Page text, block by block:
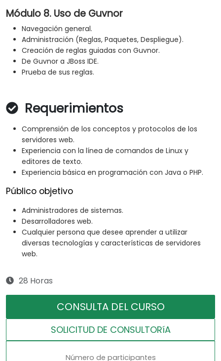
Módulo 8. Uso de Guvnor
Navegación general.
Administración (Reglas, Paquetes, Despliegue).
Creación de reglas guiadas con Guvnor.
De Guvnor a JBoss IDE.
Prueba de sus reglas.
Requerimientos
Comprensión de los conceptos y protocolos de los
servidores web.
Experiencia con la línea de comandos de Linux y
editores de texto.
Experiencia básica en programación con Java o PHP.
Público objetivo
Administradores de sistemas.
Desarrolladores web.
Cualquier persona que desee aprender a utilizar
diversas tecnologías y características de servidores
web.
28 Horas
CONSULTA DEL CURSO
SOLICITUD DE CONSULTORíA
Número de participantes